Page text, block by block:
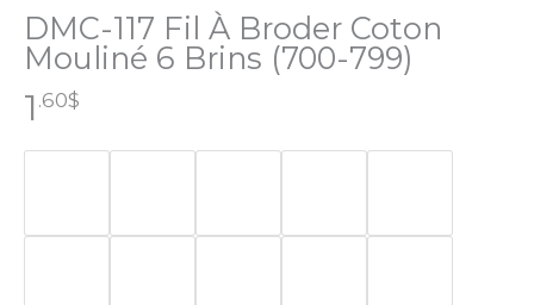
DMC-117 Fil À Broder Coton
Mouliné 6 Brins (700-799)
1 .60$